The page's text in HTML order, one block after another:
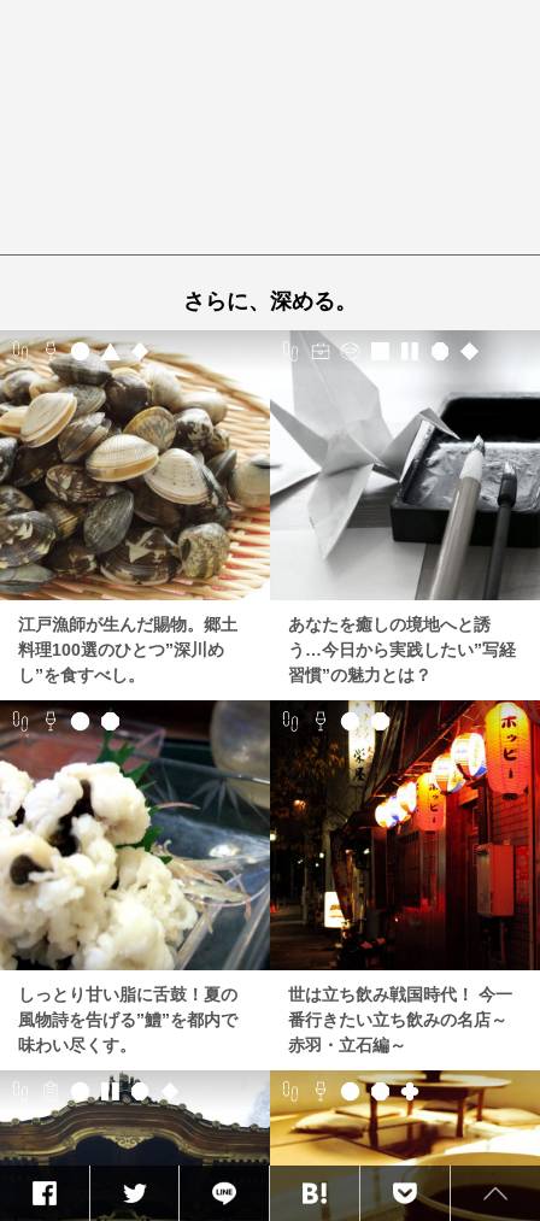
さらに、深める。
江戸漁師が生んだ賜物。郷土
料理100選のひとつ”深川め
し”を食すべし。
あなたを癒しの境地へと誘
う…今日から実践したい”写経
習慣”の魅力とは？
しっとり甘い脂に舌鼓！夏の
風物詩を告げる”鱧”を都内で
味わい尽くす。
世は立ち飲み戦国時代！ 今一
番行きたい立ち飲みの名店～
赤羽・立石編～